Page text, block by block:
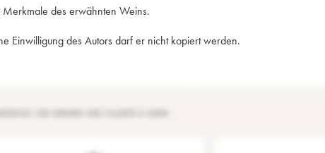
des erwähnten Weins.
Einwilligung des Autors darf er nicht kopiert werden.